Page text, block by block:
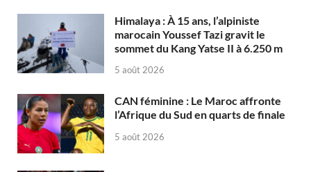
Himalaya : À 15 ans, l’alpiniste
marocain Youssef Tazi gravit le
sommet du Kang Yatse II à 6.250 m
5 août 2026
CAN féminine : Le Maroc affronte
l’Afrique du Sud en quarts de finale
5 août 2026